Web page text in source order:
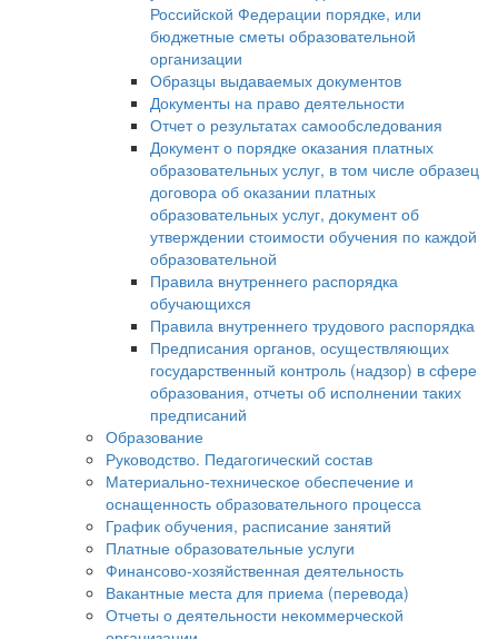
Российской Федерации порядке, или
бюджетные сметы образовательной
организации
Образцы выдаваемых документов
Документы на право деятельности
Отчет о результатах самообследования
Документ о порядке оказания платных
образовательных услуг, в том числе образец
договора об оказании платных
образовательных услуг, документ об
утверждении стоимости обучения по каждой
образовательной
Правила внутреннего распорядка
обучающихся
Правила внутреннего трудового распорядка
Предписания органов, осуществляющих
государственный контроль (надзор) в сфере
образования, отчеты об исполнении таких
предписаний
Образование
Руководство. Педагогический состав
Материально-техническое обеспечение и
оснащенность образовательного процесса
График обучения, расписание занятий
Платные образовательные услуги
Финансово-хозяйственная деятельность
Вакантные места для приема (перевода)
Отчеты о деятельности некоммерческой